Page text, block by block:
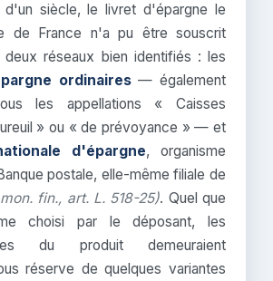
d'un siècle, le livret d'épargne le
de France n'a pu être souscrit
deux réseaux bien identifiés : les
ordinaires— également
les appellations « Caisses
» ou « de prévoyance » — et
d'épargne, organisme
postale, elle-même filiale de
fin., art. L. 518-25). Quel que
choisi par le déposant, les
du produit demeuraient
réserve de quelques variantes